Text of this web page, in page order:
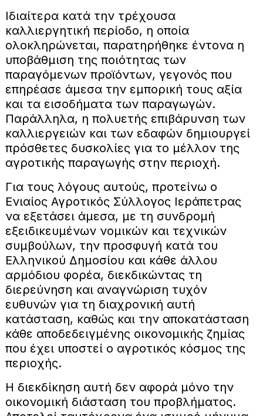
Ιδιαίτερα κατά την τρέχουσα
καλλιεργητική περίοδο, η οποία
ολοκληρώνεται, παρατηρήθηκε έντονα η
υποβάθμιση της ποιότητας των
παραγόμενων προϊόντων, γεγονός που
επηρέασε άμεσα την εμπορική τους αξία
και τα εισοδήματα των παραγωγών.
Παράλληλα, η πολυετής επιβάρυνση των
καλλιεργειών και των εδαφών δημιουργεί
πρόσθετες δυσκολίες για το μέλλον της
αγροτικής παραγωγής στην περιοχή.
Για τους λόγους αυτούς, προτείνω ο
Ενιαίος Αγροτικός Σύλλογος Ιεράπετρας
να εξετάσει άμεσα, με τη συνδρομή
εξειδικευμένων νομικών και τεχνικών
συμβούλων, την προσφυγή κατά του
Ελληνικού Δημοσίου και κάθε άλλου
αρμόδιου φορέα, διεκδικώντας τη
διερεύνηση και αναγνώριση τυχόν
ευθυνών για τη διαχρονική αυτή
κατάσταση, καθώς και την αποκατάσταση
κάθε αποδεδειγμένης οικονομικής ζημίας
που έχει υποστεί ο αγροτικός κόσμος της
περιοχής.
Η διεκδίκηση αυτή δεν αφορά μόνο την
οικονομική διάσταση του προβλήματος.